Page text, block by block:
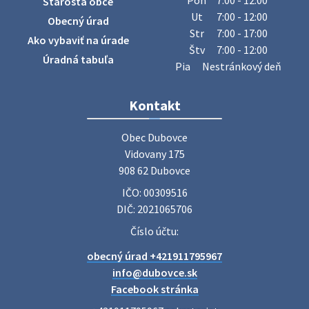
sa v našej obci uskutoční zber železa. Pracovníci Obecného
úradu budú od 8.00 hod. prechádzať obcou a zbierať
železný odpad …
27. júla 2026 06:31
Zájazd do Veľkého Medera
Základná organizácia Únie žien Slovenska Dubovce
srdečne pozýva svoje členky, ich rodinných príslušníkov aj
priateľov na jednodňový zájazd na termálne kúpalisko
Poradne komplexnej pomoci
diskrétne komplexné odborné poradenstvo. Tím
odborníkov Vám pomôžte nájsť riešenie v piatich kľúčových
oblastiach: právo rodina a v…
Obecný úrad
Ako vybaviť na úrade
Úradná tabuľa
Ut
7:00 - 12:00
Str
7:00 - 17:00
Štv
7:00 - 12:00
Pia
Nestránkový deň
Kontakt
Obec Dubovce
Vidovany 175
908 62 Dubovce
IČO: 00309516
DIČ: 2021065706
Číslo účtu:
obecný úrad +421911795967
info@dubovce.sk
Facebook stránka